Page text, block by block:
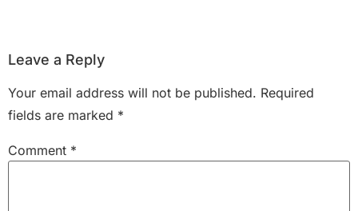
Leave a Reply
Your email address will not be published. Required
fields are marked *
Comment *